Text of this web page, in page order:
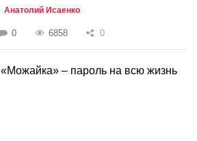
Анатолий Исаенко
0 6858 0
«Можайка» – пароль на всю жизнь